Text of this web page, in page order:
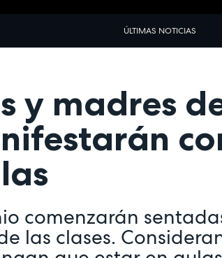
ÚLTIMAS NOTICIAS
y madres
comenzarán
las clases.